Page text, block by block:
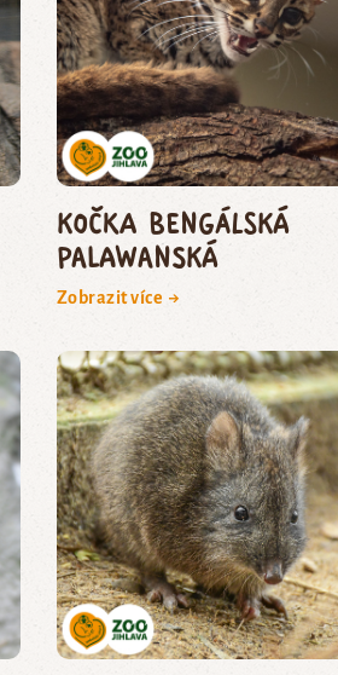
kočka bengálská
palawanská
Zobrazit více →